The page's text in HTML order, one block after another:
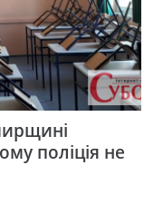
поліція не